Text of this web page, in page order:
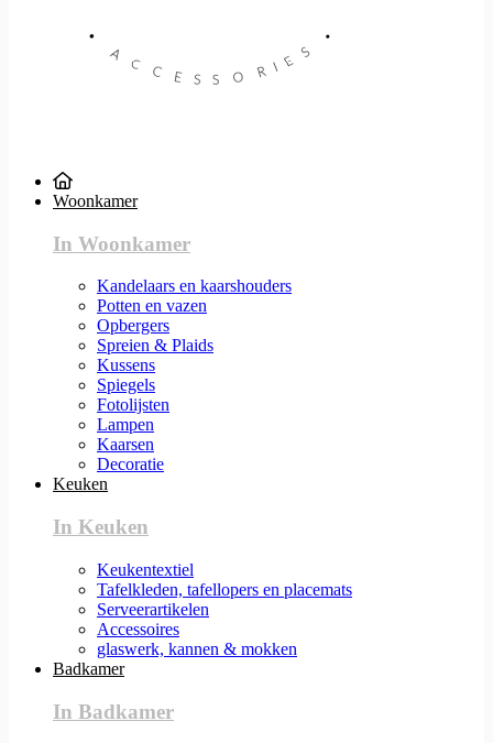
Woonkamer
In Woonkamer
Kandelaars en kaarshouders
Potten en vazen
Opbergers
Spreien & Plaids
Kussens
Spiegels
Fotolijsten
Lampen
Kaarsen
Decoratie
Keuken
In Keuken
Keukentextiel
Tafelkleden, tafellopers en placemats
Serveerartikelen
Accessoires
glaswerk, kannen & mokken
Badkamer
In Badkamer